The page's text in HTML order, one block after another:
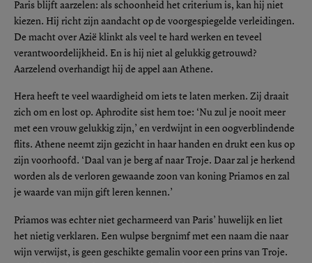
Paris blijft aarzelen: als schoonheid het criterium is, kan hij niet
kiezen. Hij richt zijn aandacht op de voorgespiegelde verleidingen.
De macht over Azië klinkt als veel te hard werken en teveel
verantwoordelijkheid. En is hij niet al gelukkig getrouwd?
Aarzelend overhandigt hij de appel aan Athene.
Hera heeft te veel waardigheid om iets te laten merken. Zij draait
zich om en lost op. Aphrodite sist hem toe: ‘Nu zul je nooit meer
met een vrouw gelukkig zijn,’ en verdwijnt in een oogverblindende
flits. Athene neemt zijn gezicht in haar handen en drukt een kus op
zijn voorhoofd. ‘Daal van je berg af naar Troje. Daar zal je herkend
worden als de verloren gewaande zoon van koning Priamos en zal
je waarde van mijn gift leren kennen.’
Priamos was echter niet gecharmeerd van Paris’ huwelijk en liet
het nietig verklaren. Een wulpse bergnimf met een naam die naar
wijn verwijst, is geen geschikte gemalin voor een prins van Troje.